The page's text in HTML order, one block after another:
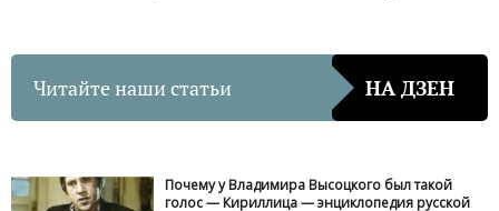
Читайте наши статьи НА ДЗЕН
Почему у Владимира Высоцкого был такой
голос — Кириллица — энциклопедия русской